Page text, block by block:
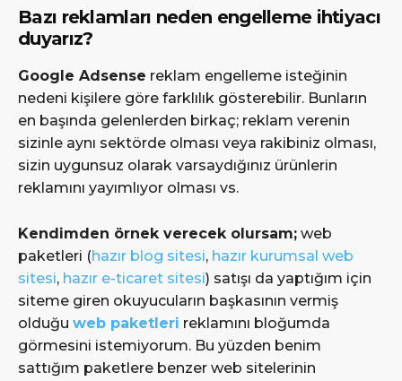
Bazı reklamları neden engelleme ihtiyacı
duyarız?
Google Adsense reklam engelleme isteğinin
nedeni kişilere göre farklılık gösterebilir. Bunların
en başında gelenlerden birkaç; reklam verenin
sizinle aynı sektörde olması veya rakibiniz olması,
sizin uygunsuz olarak varsaydığınız ürünlerin
reklamını yayımlıyor olması vs.
Kendimden örnek verecek olursam; web
paketleri (hazır blog sitesi, hazır kurumsal web
sitesi, hazır e-ticaret sitesi) satışı da yaptığım için
siteme giren okuyucuların başkasının vermiş
olduğu web paketleri reklamını bloğumda
görmesini istemiyorum. Bu yüzden benim
sattığım paketlere benzer web sitelerinin